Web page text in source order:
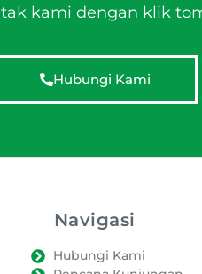
kami dengan klik
Hubungi Kami
Navigasi
Hubungi Kami